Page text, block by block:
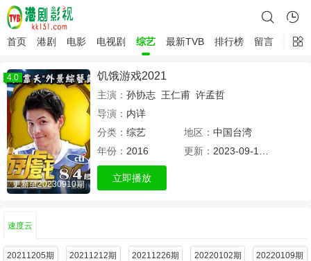
首页 港剧 电影 电视剧 综艺 最新TVB 排行榜 留言
4.0
更新至20230910期
饥饿游戏2021
主演： 孙协志 王仁甫 许孟哲
导演： 内详
分类： 综艺 地区： 中国台湾
年份： 2016 更新： 2023-09-16 11:55
立即播放
速度云
20211205期 20211212期 20211226期 20220102期 20220109期